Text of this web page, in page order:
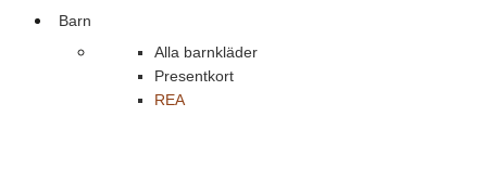
Barn
Alla barnkläder
Presentkort
REA